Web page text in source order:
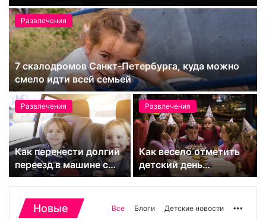
Развлечения
«Она пахла любовью»: истории про любимые
игрушки наших детей (с фотками!)
Развитие
Чему учат моего
ребенка герои
любимых книг
Развитие
Как заново научиться
учиться
Новые Все Блоги Детские новости